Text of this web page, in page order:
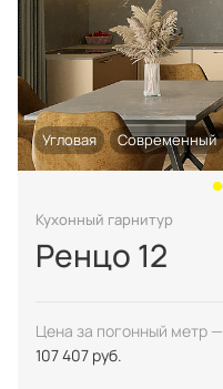
Угловая Современный
Кухонный гарнитур
Ренцо 12
Цена за погонный метр —
107 407 руб.